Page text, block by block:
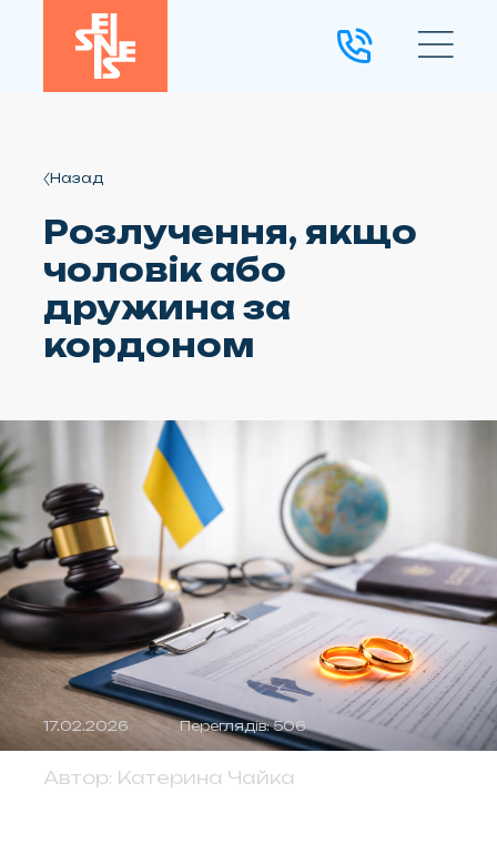
Назад
Розлучення, якщо
чоловік або
дружина за
кордоном
17.02.2026 Переглядів: 506
Автор: Катерина Чайка